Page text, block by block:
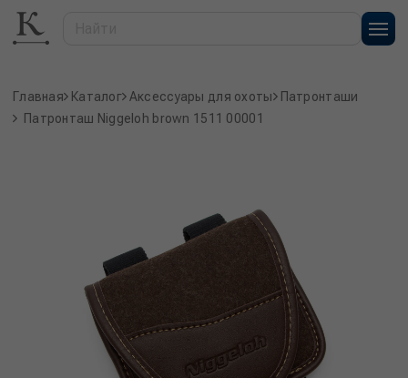
Главная Каталог Аксессуары для охоты
Патронташи
Патронташ Niggeloh brown 1511 00001